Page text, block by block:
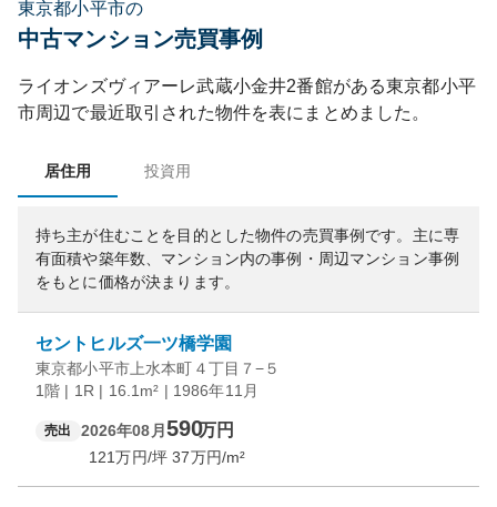
東京都小平市の
中古マンション売買事例
ライオンズヴィアーレ武蔵小金井2番館がある東京都小平
市周辺で最近取引された物件を表にまとめました。
居住用 投資用
持ち主が住むことを目的とした物件の売買事例です。 主に専
有面積や築年数、マンション内の事例・周辺マンション事例
をもとに価格が決まります。
セントヒルズ一ツ橋学園
東京都小平市上水本町４丁目７−５
1階 | 1R | 16.1m² | 1986年11月
売出 2026年08月 590万円
121万円/坪 37万円/m²